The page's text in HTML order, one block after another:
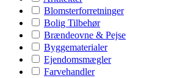
Blomsterforretninger
Bolig Tilbehør
Brændeovne & Pejse
Byggematerialer
Ejendomsmægler
Farvehandler